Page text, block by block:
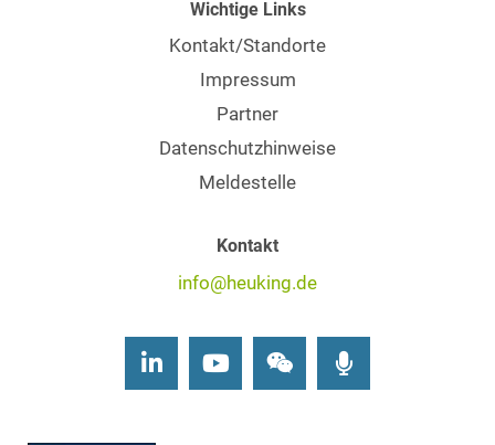
Wichtige Links
Kontakt/Standorte
Impressum
Partner
Datenschutzhinweise
Meldestelle
Kontakt
info@heuking.de
LinkedInYoutubeWechat